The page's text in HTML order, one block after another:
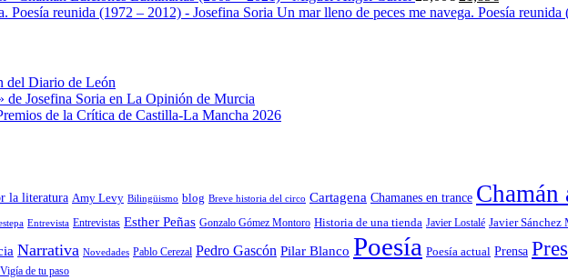
precio precio
Un mar lleno de peces me navega. Poesía
del Diario de León
de Josefina Soria en La Opinión de Murcia
de la Crítica de Castilla-La Mancha 2026
la literatura Amy Levy Bilingüismo blog Breve historia del circo Cartagena Chamanes en trance Chamán
Entrevista Entrevistas Esther Peñas Gonzalo Gómez Montoro Historia de una tienda Javier Lostalé Javier Sánchez
Narrativa Novedades Pablo Cerezal Pedro Gascón Pilar Blanco Poesía Poesía actual Prensa
Vigía de tu paso